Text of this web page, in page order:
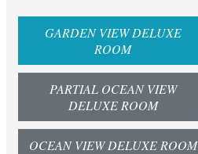
GARDEN VIEW DELUXE
ROOM
PARTIAL OCEAN VIEW
DELUXE ROOM
OCEAN VIEW DELUXE ROOM